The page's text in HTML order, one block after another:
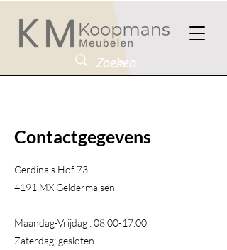
Contactgegevens
Gerdina's Hof 73
4191 MX Geldermalsen​
Maandag-Vrijdag :08.00-17.00
Zaterdag: gesloten